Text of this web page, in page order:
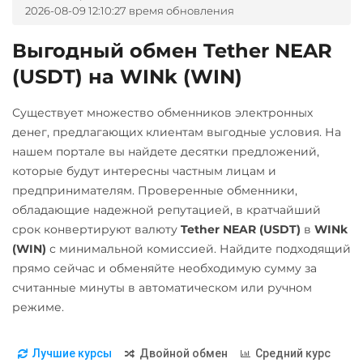
Ripple (XRP)
Shib
Solana (SOL)
StableUSD (USDS)
Starknet (STRK)
Stellar (XLM)
Sui
Terra (LUNA)
ERC20 TRC20 BEP20
RUB
Беларусбанк BYN
ВТБ Банк RUB
Евразийский Банк KZT
ЕРИП Расчет BYN
Карта Unionpay CNY
Карта UZCARD UZS
Карта МИР RUB
Любой банк
USD RUB EUR
HKD
PLN INR
VND
2026-08-09 12:10:27 время обновления
Выгодный обмен Tether NEAR
(USDT) на WINk (WIN)
Существует множество обменников электронных
денег, предлагающих клиентам выгодные условия. На
нашем портале вы найдете десятки предложений,
которые будут интересны частным лицам и
предпринимателям. Проверенные обменники,
обладающие надежной репутацией, в кратчайший
срок конвертируют валюту Tether NEAR (USDT) в WINk
(WIN) с минимальной комиссией. Найдите подходящий
прямо сейчас и обменяйте необходимую сумму за
считанные минуты в автоматическом или ручном
режиме.
Лучшие курсы Двойной обмен Средний курс